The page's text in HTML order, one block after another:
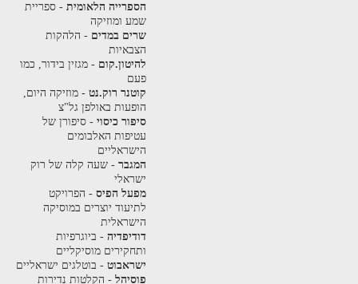
הספרייה הלאומית- ספריית
שמע ומוזיקה
שרים במדים - הלהקות
הצבאיות
להיטון.קום - מגזין בידור, כמו
פעם
קוטנר רוק.נט- מוזיקה היום,
הופעות באולפן גל"צ
סיפור כיסוי- סיפורן של
עטיפות האלבומים
הישראליים
המגבר- שעה קלה של רוק
ישראלי
מפעל הפיס- הפרויקט
לתיעוד יוצרים במוסיקה
הישראלית
דודיפדיה- ביוגרפיות
ותחקירים מוסיקליים
ישראבוט- בוטלגים ישראליים
פוסיהל- הקלטות נדירות